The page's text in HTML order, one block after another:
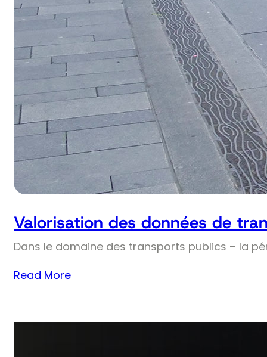
Valorisation des données de
Dans le domaine des transports publics – la
Read More